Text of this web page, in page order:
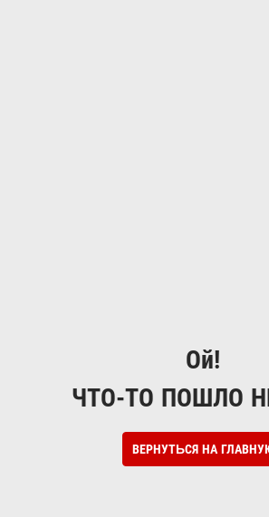
Ой!
ЧТО-ТО ПОШЛО
ВЕРНУТЬСЯ НА